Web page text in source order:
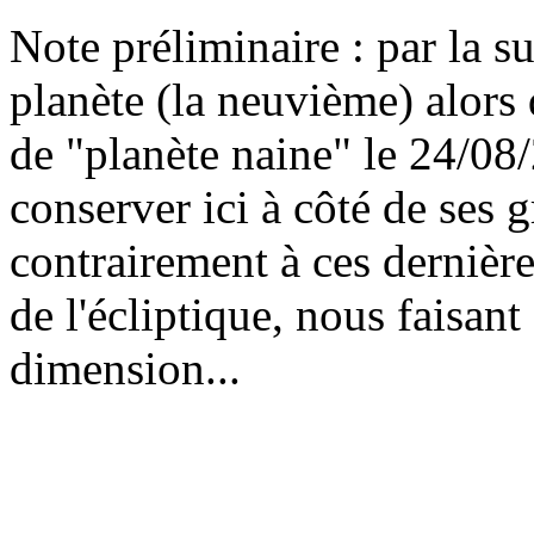
Note préliminaire : par la
planète (la neuvième) alors
de "planète naine" le 24/
conserver ici à côté de ses
contrairement à ces
de l'écliptique, nous
dimension...